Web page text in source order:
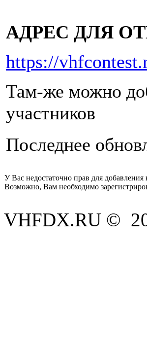
АДРЕС ДЛЯ
https://
Там-же можно
участников
Последнее
У Вас недостаточно прав для добавления
Возможно, Вам необходимо
VHFDX.RU ©